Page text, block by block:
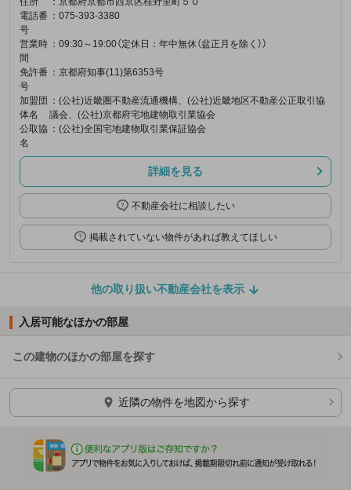
電話番
号
：075-393-3380
営業時
間
：09:30～19:00（定休日：年中無休（盆正月を除く））
免許番
号
：京都府知事(11)第6353号
加盟団
体名
：(公社)近畿圏不動産流通機構、(公社)近畿地区不動産公正取引協
議会、(公社)京都府宅地建物取引業協会
公取協
名
：(公社)全国宅地建物取引業保証協会
詳細を見る
不動産会社に相談したい
掲載されていない物件があれば教えてほしい
他の取り扱い不動産会社を表示
入居可能なほかの部屋
この建物のほかの部屋を探す
ほかの部屋を検索中…
近隣の物件を地図から探す